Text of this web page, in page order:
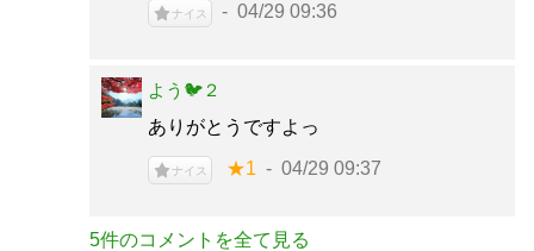
ナイス 04/29 09:36
よう🐦２
ありがとうですよっ
ナイス ★1 04/29 09:37
5件のコメントを全て見る